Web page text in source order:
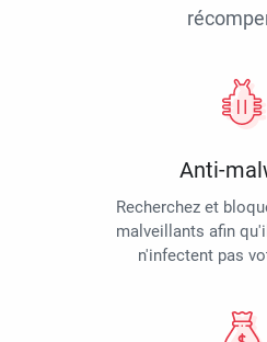
Anti-
Recherchez et
malveillants afin
n'infectent pas